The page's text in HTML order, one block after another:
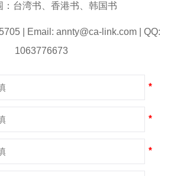
：台湾书、香港书、韩国书
| Email: annty@ca-link.com | QQ:
1063776673
*
*
*